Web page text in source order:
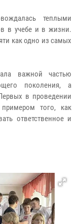
теплыми
в учебе и в жизни.
как одно из самых
важной частью
поколения, а
в проведении
того, как
ответственное и